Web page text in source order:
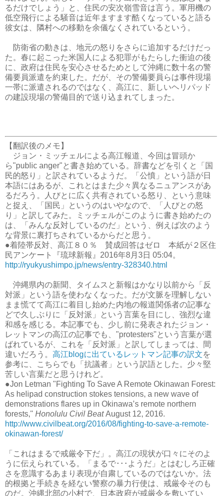
るだけでしょう」と、住民の安次嶺雪音は言う。軍用機の
低空飛行による騒音は近年ますます酷くなっていると語る
彼女は、隣村への移動を余儀なくされているという。
防衛省の動きは、地元の怒りをさらに追加するだけだっ
た。春に起こった米国人による犯罪がもたらした衝迫の後
に、政府は住民を安心させるためとして沖縄に数十名の警
備要員派遣を約束した。だが、その警備要員らは事件現場
一帯に派遣されるのではなく、高江に、新しいヘリパッド
の建設現場の警備目的で送り込まれてしまった。
【翻訳後のメモ】
ジョン・ミッチェルによる高江報道、今回は冒頭か
ら"public anger"と書き始めている。辞書などを引くと「国
民的怒り」と訳されているようだ。「公憤」という語が日
本語にはあるが、これとはまた少々異なるニュアンスがあ
るだろう。人びとに広く共有されている怒り、という意味
と捉え、「国民」というのはいやなので、「人びとの怒
り」と訳してみた。ミッチェルがこのように書き始めたの
は、「みんな反対しているのだ」という、例えば次のよう
な背景に裏打ちされているからだと思う。
●着陸帯反対、高江８０％ 賛成回答はゼロ 本紙が２区住
民アンケート『琉球新報』2016年8月3日 05:04。
http://ryukyushimpo.jp/news/entry-328340.html
沖縄県内の新聞、タイムスと新報はかなり以前から「反
対派」という語を使わなくなった。だが文脈を理解しない
まま慌てて高江に着目し始めた内地の報道関係者の記事な
どで久しぶりに「反対派」という言葉を目にし、強烈な違
和感を感じる。本記事でも、少し前に発表されたジョン・
レットマンの高江の記事でも、"protesters"という言葉が選
ばれているが、これを「反対派」と訳してしまっては、間
違いだろう。 高江blogに出ているレットマン記事の訳文を
参考に、こちらでも「抗議者」という訳語とした。少々堅
苦しい言葉だと思うけれど。
●Jon Letman "Fighting To Save A Remote Okinawan Forest:
As helipad construction stokes tensions, a new wave of
demonstrations flares up in Okinawa’s remote northern
forests," Honolulu Civil BeatAugust 12, 2016.
http://www.civilbeat.org/2016/08/fighting-to-save-a-remote-
okinawan-forest/
「これはまるで戒厳令下だ」。高江の現状が口々にそのよ
うに伝えられている。「まるで･･･ようだ」とはむしろ正確
さを意識するあまり表現が自粛しているのではないか。法
的根拠と手続きを経ない警察の暴力行使は、戒厳令そのも
のだ。沖縄北部の小村で、日本政府が戒厳令を敷いてい